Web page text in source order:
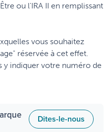
ou l'IRA II en remplissant
vous souhaitez
réservée à cet effet.
y indiquer votre numéro de
Dites-le-nous